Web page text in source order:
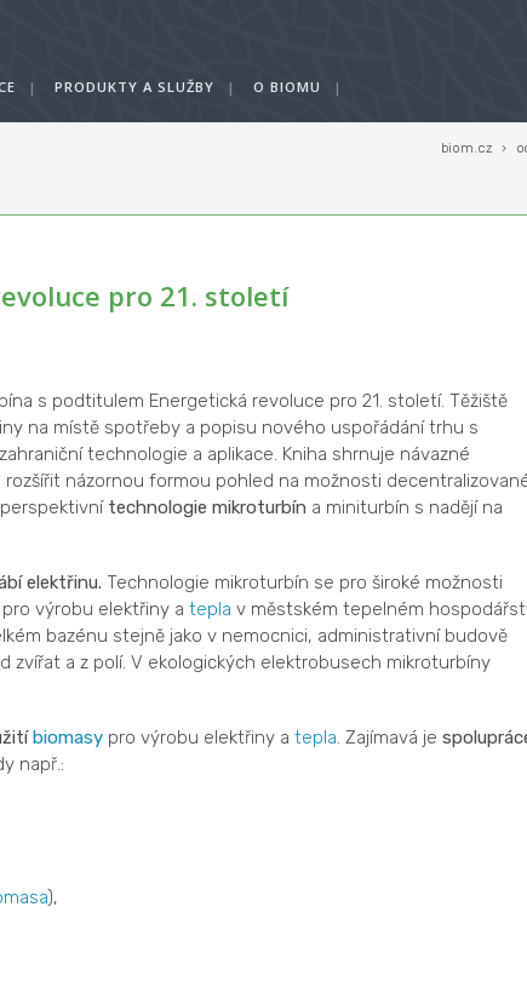
| PRODUKTY A SLUŽBY | O BIOMU |
biom.cz ›
pro 21. století
s podtitulem Energetická revoluce pro 21. století. Těžiště
na místě spotřeby a popisu nového uspořádání trhu s
technologie a aplikace. Kniha shrnuje návazné
názornou formou pohled na možnosti
perspektivní technologie mikroturbín a miniturbín s nadějí na
elektřinu. Technologie mikroturbín se pro široké možnosti
výrobu elektřiny a tepla v městském tepelném
bazénu stejně jako v nemocnici, administrativní budově
zvířat a z polí. V ekologických elektrobusech mikroturbíny
biomasypro výrobu elektřiny a tepla. Zajímavá je
např.:
),